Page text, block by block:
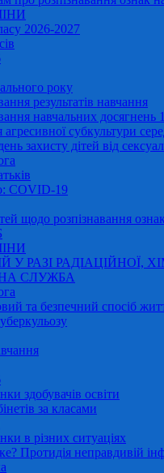
2026-2027
року
результатів навчання
навчальних
субкультури
захисту дітей від
COVID-19
щодо розпізнавання
У РАЗІ РАДІАЦІЙНОЇ,
СЛУЖБА
та безпечний спосіб
здобувачів освіти
за класами
в різних ситуаціях
Протидія неправдивій